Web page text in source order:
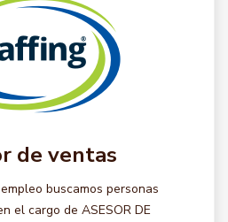
de ventas
buscamos personas
el cargo de ASESOR DE